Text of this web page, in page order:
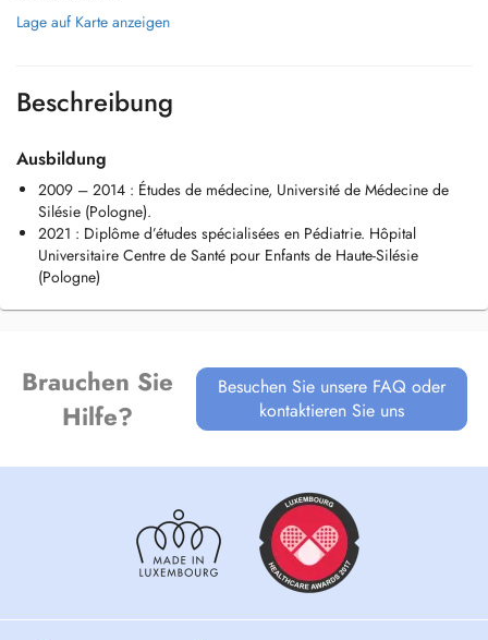
Lage auf Karte anzeigen
Beschreibung
Ausbildung
2009 – 2014 : Études de médecine, Université de Médecine de
Silésie (Pologne).
2021 : Diplôme d’études spécialisées en Pédiatrie. Hôpital
Universitaire Centre de Santé pour Enfants de Haute-Silésie
(Pologne)
Brauchen Sie
Hilfe?
Besuchen Sie unsere FAQ oder
kontaktieren Sie uns